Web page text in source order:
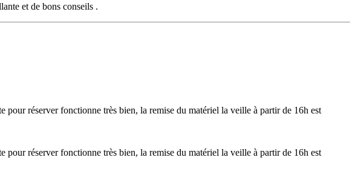
et de bons conseils .
réserver fonctionne très bien, la remise du matériel la veille à partir de 16h est
réserver fonctionne très bien, la remise du matériel la veille à partir de 16h est